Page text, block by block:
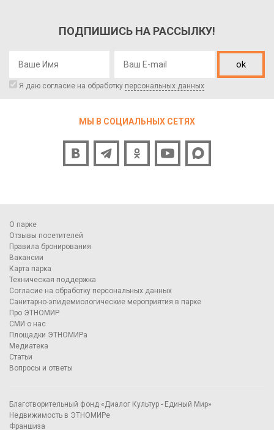
ПОДПИШИСЬ НА РАССЫЛКУ!
ok
Я даю согласие на обработку персональных данных
МЫ В СОЦИАЛЬНЫХ СЕТЯХ
О парке
Отзывы посетителей
Правила бронирования
Вакансии
Карта парка
Техническая поддержка
Согласие на обработку персональных данных
Санитарно-эпидемиологические мероприятия в парке
Про ЭТНОМИР
СМИ о нас
Площадки ЭТНОМИРа
Медиатека
Статьи
Вопросы и ответы
Благотворительный фонд «Диалог Культур - Единый Мир»
Недвижимость в ЭТНОМИРе
Франшиза